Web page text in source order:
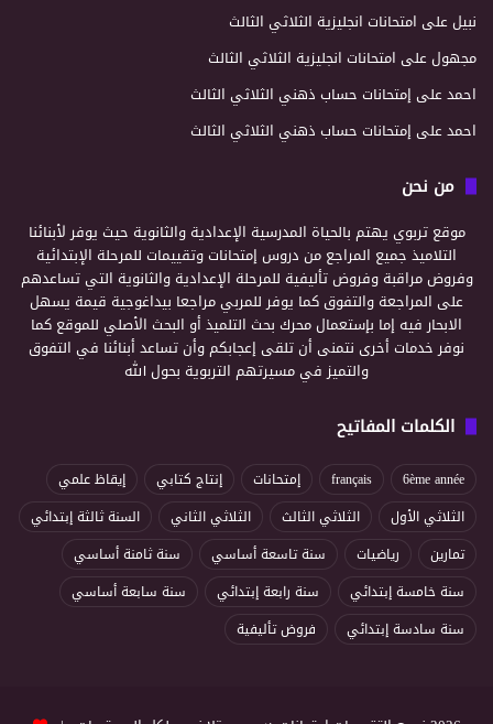
نبيلعلى امتحانات انجليزية الثلاثي الثالث
مجهولعلى امتحانات انجليزية الثلاثي الثالث
احمدعلى إمتحانات حساب ذهني الثلاثي الثالث
احمدعلى إمتحانات حساب ذهني الثلاثي الثالث
من نحن
موقع تربوي يهتم بالحياة المدرسية الإعدادية والثانوية حيث يوفر لأبنائنا
التلاميذ جميع المراجع من دروس إمتحانات وتقييمات للمرحلة الإبتدائية
وفروض مراقبة وفروض تأليفية للمرحلة الإعدادية والثانوية التي تساعدهم
على المراجعة والتفوق كما يوفر للمربي مراجعا بيداغوجية قيمة يسهل
الابحار فيه إما بإستعمال محرك بحث التلميذ أو البحث الأصلي للموقع كما
نوفر خدمات أخرى نتمنى أن تلقى إعجابكم وأن تساعد أبنائنا في التفوق
والتميز في مسيرتهم التربوية بحول الله
الكلمات المفاتيح
6ème année
français إمتحانات إنتاج كتابي
إيقاظ علمي
الثلاثي الأول
الثلاثي الثالث الثلاثي الثاني
السنة ثالثة إبتدائي
تمارين
رياضيات سنة تاسعة أساسي
سنة ثامنة أساسي
سنة خامسة إبتدائي
سنة رابعة إبتدائي
سنة سابعة أساسي
سنة سادسة إبتدائي
فروض تأليفية